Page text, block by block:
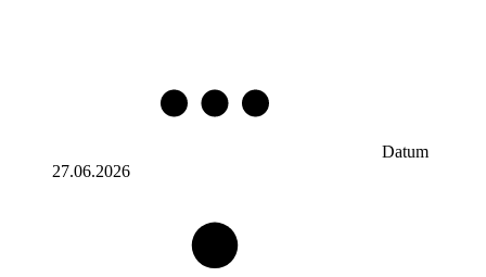
Datum
27.06.2026